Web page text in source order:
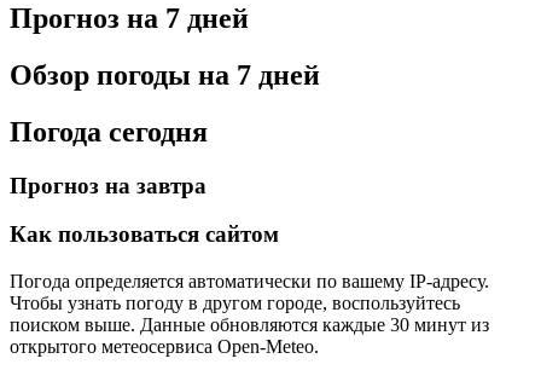
Прогноз на 7 дней
Обзор погоды на 7 дней
Погода сегодня
Прогноз на завтра
Как пользоваться сайтом
Погода определяется автоматически по вашему IP-адресу.
Чтобы узнать погоду в другом городе, воспользуйтесь
поиском выше. Данные обновляются каждые 30 минут из
открытого метеосервиса Open-Meteo.